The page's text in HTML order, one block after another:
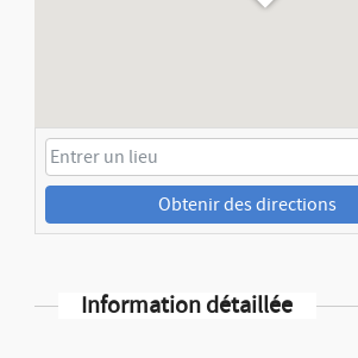
Obtenir des directions
Information détaillée